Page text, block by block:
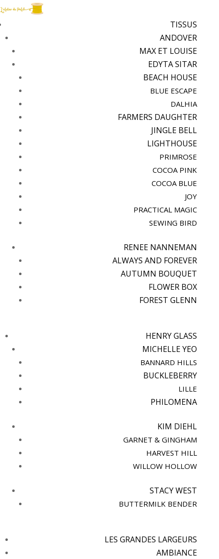
TISSUS
ANDOVER
MAX ET LOUISE
EDYTA SITAR
BEACH HOUSE
BLUE ESCAPE
DALHIA
FARMERS DAUGHTER
JINGLE BELL
LIGHTHOUSE
PRIMROSE
COCOA PINK
COCOA BLUE
JOY
PRACTICAL MAGIC
SEWING BIRD
RENEE NANNEMAN
ALWAYS AND FOREVER
AUTUMN BOUQUET
FLOWER BOX
FOREST GLENN
HENRY GLASS
MICHELLE YEO
BANNARD HILLS
BUCKLEBERRY
LILLE
PHILOMENA
KIM DIEHL
GARNET & GINGHAM
HARVEST HILL
WILLOW HOLLOW
STACY WEST
BUTTERMILK BENDER
LES GRANDES LARGEURS
AMBIANCE